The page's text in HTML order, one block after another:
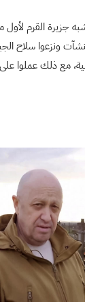
ونزعوا سلاح
مع ذلك عملوا